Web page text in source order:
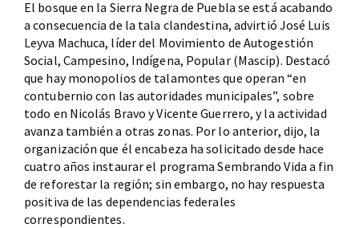
El bosque en la Sierra Negra de Puebla se está acabando
a consecuencia de la tala clandestina, advirtió José Luis
Leyva Machuca, líder del Movimiento de Autogestión
Social, Campesino, Indígena, Popular (Mascip). Destacó
que hay monopolios de talamontes que operan “en
contubernio con las autoridades municipales”, sobre
todo en Nicolás Bravo y Vicente Guerrero, y la actividad
avanza también a otras zonas. Por lo anterior, dijo, la
organización que él encabeza ha solicitado desde hace
cuatro años instaurar el programa Sembrando Vida a fin
de reforestar la región; sin embargo, no hay respuesta
positiva de las dependencias federales
correspondientes.